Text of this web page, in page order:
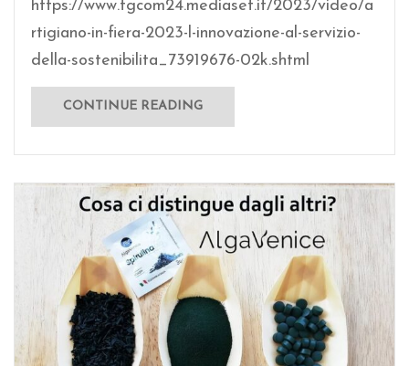
https://www.tgcom24.mediaset.it/2023/video/a
rtigiano-in-fiera-2023-l-innovazione-al-servizio-
della-sostenibilita_73919676-02k.shtml
CONTINUE READING